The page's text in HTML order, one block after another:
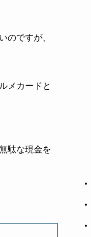
のですが、
メカードと
駄な現金を